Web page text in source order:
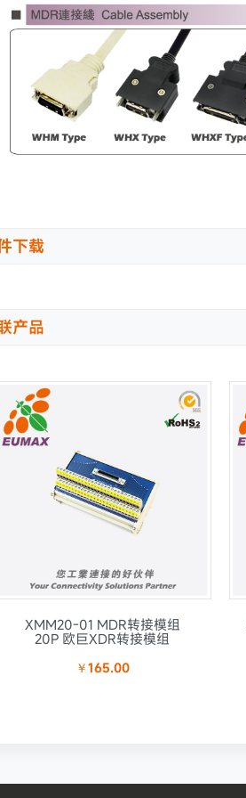
下载
产品
XMM20-01 MDR转接模组
20P 欧巨XDR转接模组
￥165.00